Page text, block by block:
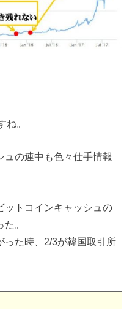
ね。
ュの連中も色々仕手情報
ットコインキャッシュの
。
った時、2/3が韓国取引所